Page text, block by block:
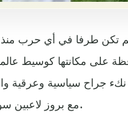
على مكانتها كوسيط
جراح سياسية وعرقية
مع بروز لاعبين سويسريين تعود أصولهم لكوسوفو.